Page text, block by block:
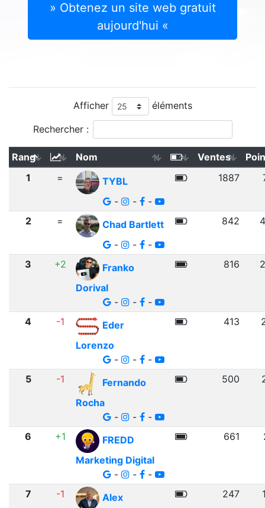
» Obtenez un site web gratuit
aujourd'hui «
Afficher éléments
Rechercher :
Rang Nom Ventes
1
=
TYBL
-
- -
1887
2 =
Chad Bartlett
-
- -
842
3 +2
Franko
Dorival
-
- -
816
4 -1
Eder
Lorenzo
-
- -
413
5 -1
Fernando
Rocha
-
- -
500
6 +1
FREDD
Marketing Digital
-
- -
661
7 -1 Alex 247